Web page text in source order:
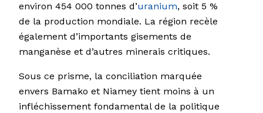
environ 454 000 tonnes d’uranium, soit 5 %
de la production mondiale. La région recèle
également d’importants gisements de
manganèse et d’autres minerais critiques.
Sous ce prisme, la conciliation marquée
envers Bamako et Niamey tient moins à un
infléchissement fondamental de la politique